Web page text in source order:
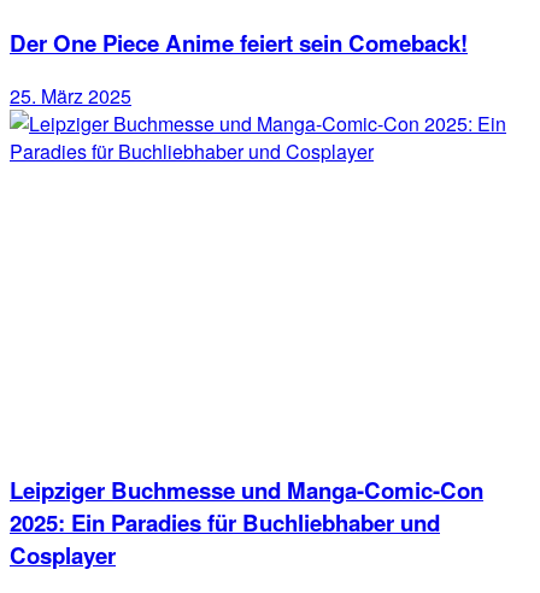
Der One Piece Anime feiert sein Comeback!
25. März 2025
Leipziger Buchmesse und Manga-Comic-Con
2025: Ein Paradies für Buchliebhaber und
Cosplayer